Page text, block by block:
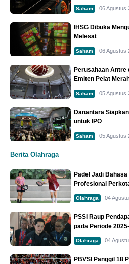
Saham 06 Agustus
IHSG Dibuka
Melesat
Saham 06 Agustus
Perusahaan Antre
Emiten Pelat
Saham 05 Agustus
Danantara
untuk IPO
Saham 05 Agustus
Berita Olahraga
Padel Jadi
Profesional
Olahraga 04
PSSI Raup
pada Periode
Olahraga 04
PBVSI Panggil 18